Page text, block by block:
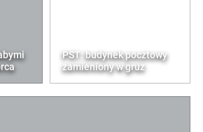
PST: budynek pocztowy
zamieniony w gruz